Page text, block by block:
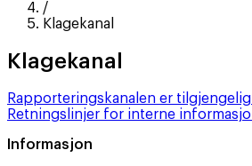
/
Klagekanal
Klagekanal
Rapporteringskanalen er
Retningslinjer for interne
Informasjon